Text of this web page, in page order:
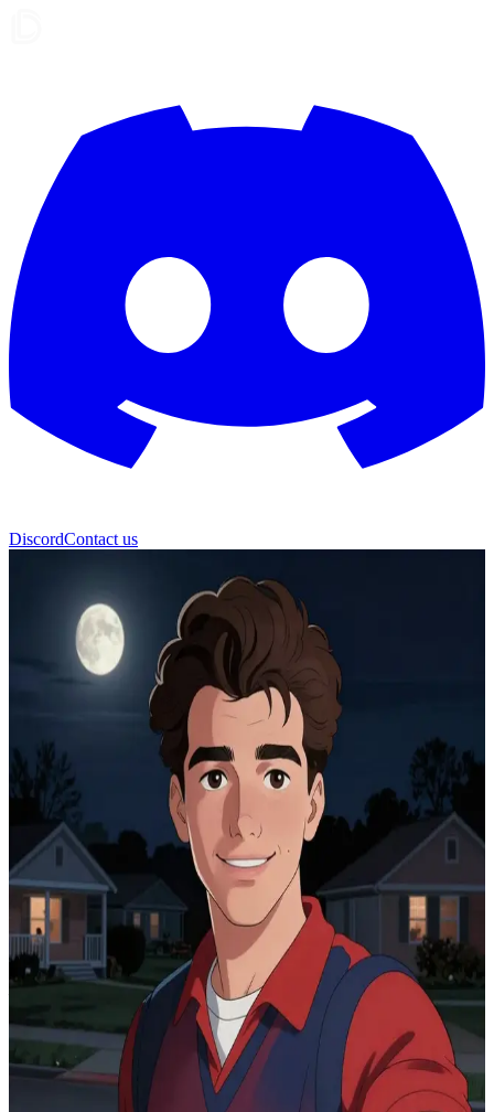
DiscordContact us
史蒂夫·哈灵顿 (Steve
Harrington)
霍金斯镇不断蜕变的英雄